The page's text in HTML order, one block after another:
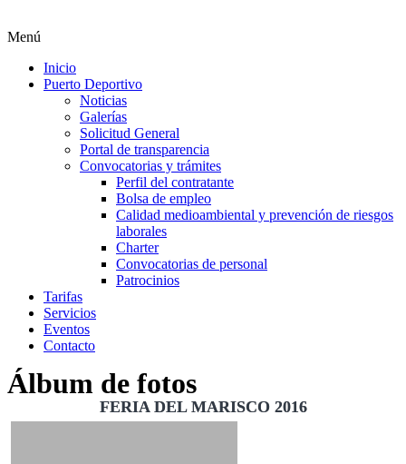
Menú
Inicio
Puerto Deportivo
Noticias
Galerías
Solicitud General
Portal de transparencia
Convocatorias y trámites
Perfil del contratante
Bolsa de empleo
Calidad medioambiental y prevención de riesgos
laborales
Charter
Convocatorias de personal
Patrocinios
Tarifas
Servicios
Eventos
Contacto
Álbum de fotos
FERIA DEL MARISCO 2016